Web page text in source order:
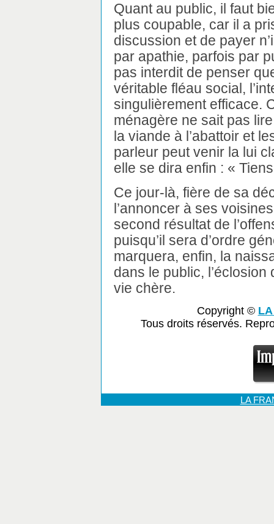
Quant au public, il faut
plus coupable, car il a
discussion et de payer
par apathie, parfois par
pas interdit de penser
véritable fléau social,
singulièrement efficace.
ménagère ne sait pas
la viande à l’abattoir et
parleur peut venir la lui
elle se dira enfin : «
Ce jour-là, fière de sa
l’annoncer à ses
second résultat de
puisqu’il sera d’ordre
marquera, enfin, la
dans le public, l’éclosion
vie chère.
Copyright ©
Tous droits réservés.
LA